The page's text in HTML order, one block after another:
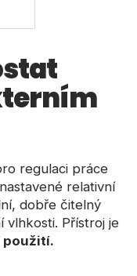
regulaci práce
relativní
dobře čitelný
vlhkosti. Přístroj je
použití.